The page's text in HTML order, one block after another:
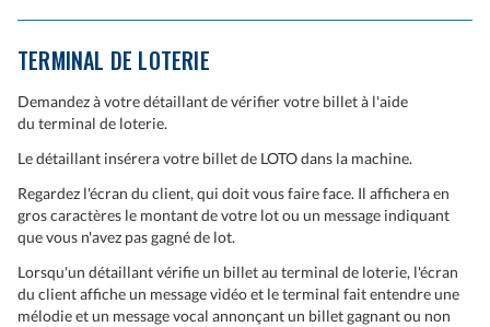
TERMINAL DE LOTERIE
Demandez à votre détaillant de vérifier votre billet à l'aide
du terminal de loterie.
Le détaillant insérera votre billet de LOTO dans la machine.
Regardez l'écran du client, qui doit vous faire face. Il affichera en
gros caractères le montant de votre lot ou un message indiquant
que vous n'avez pas gagné de lot.
Lorsqu'un détaillant vérifie un billet au terminal de loterie, l'écran
du client affiche un message vidéo et le terminal fait entendre une
mélodie et un message vocal annonçant un billet gagnant ou non